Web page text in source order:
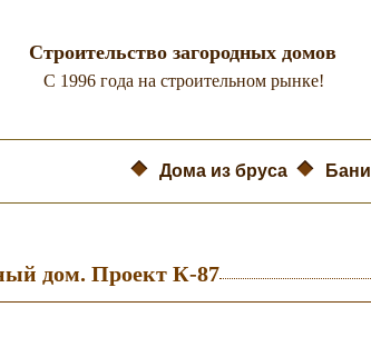
Строительство загородных домов
C 1996 года на строительном рынке!
Дома из бруса Бани
дом. Проект К-87